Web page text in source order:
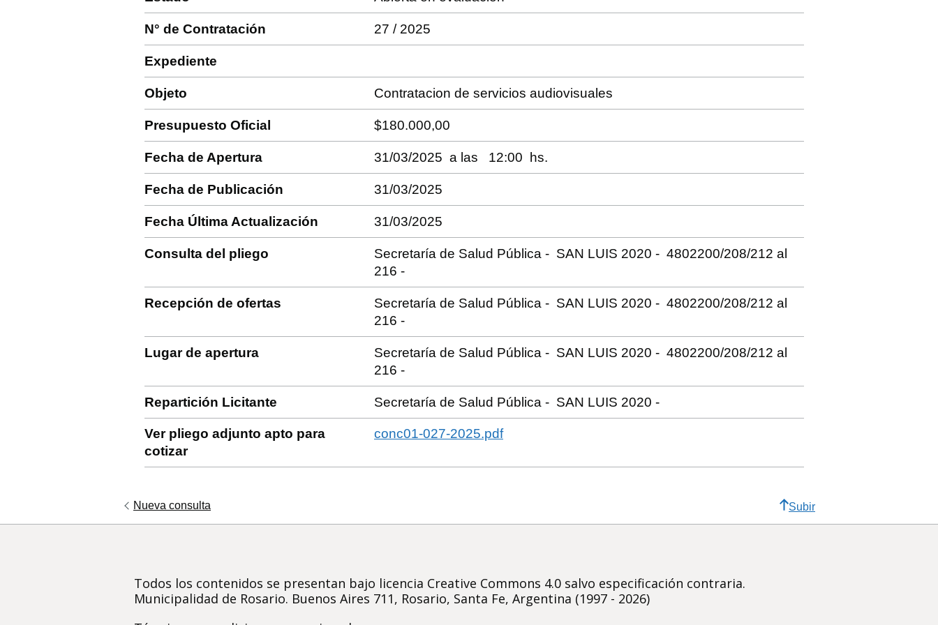
N° de Contratación 27 / 2025
Expediente
Objeto Contratacion de servicios audiovisuales
Presupuesto Oficial $180.000,00
Fecha de Apertura 31/03/2025 a las 12:00 hs.
Fecha de Publicación 31/03/2025
Fecha Última Actualización 31/03/2025
Consulta del pliego
Secretaría de Salud Pública - SAN LUIS 2020 - 4802200/208/212 al
216 -
Recepción de ofertas
Secretaría de Salud Pública - SAN LUIS 2020 - 4802200/208/212 al
216 -
Lugar de apertura
Secretaría de Salud Pública - SAN LUIS 2020 - 4802200/208/212 al
216 -
Repartición Licitante Secretaría de Salud Pública - SAN LUIS 2020 -
Ver pliego adjunto apto para
cotizar
conc01-027-2025.pdf
Nueva consulta Subir
Todos los contenidos se presentan bajo licencia Creative Commons 4.0 salvo especificación contraria.
Municipalidad de Rosario. Buenos Aires 711, Rosario, Santa Fe, Argentina (1997 - 2026)